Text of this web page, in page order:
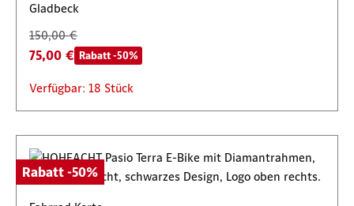
Gladbeck
150,00 €
75,00 € Rabatt -50%
Verfügbar: 18 Stück
Rabatt -50%